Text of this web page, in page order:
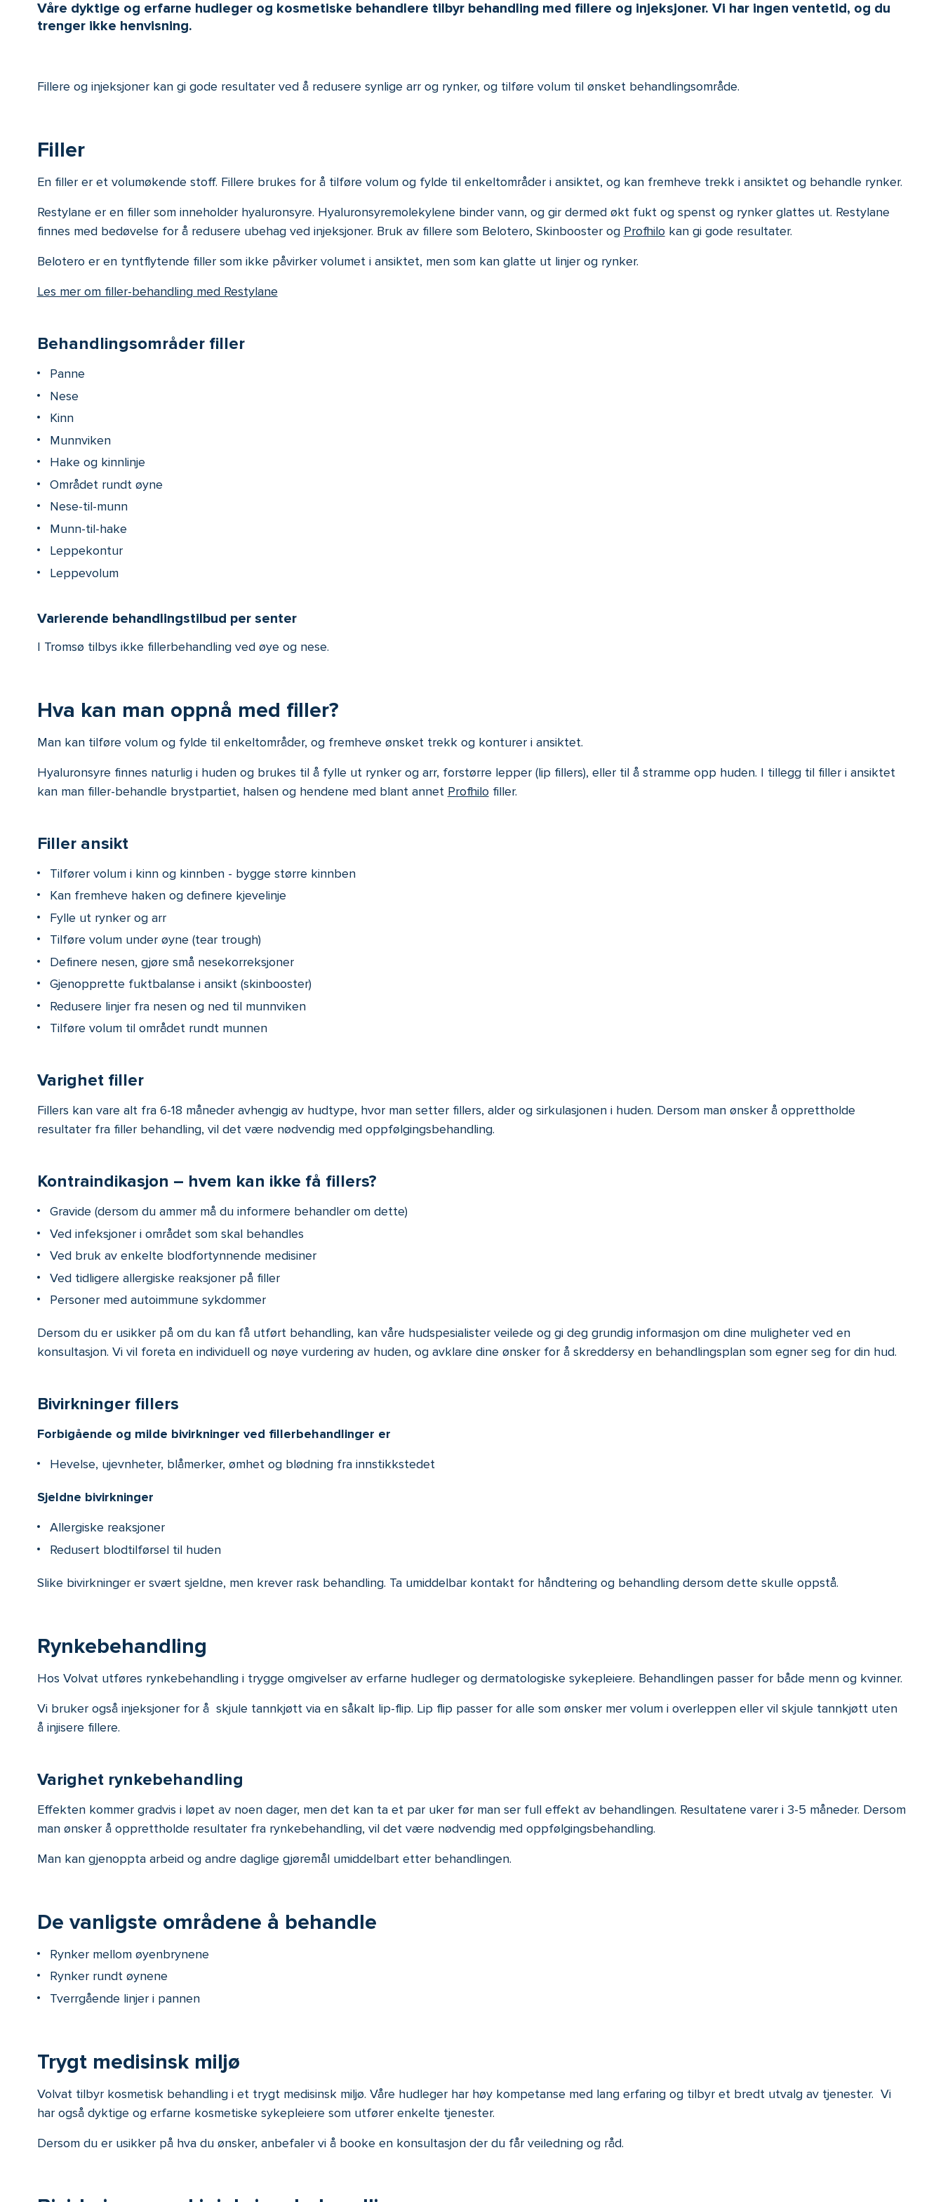
Våre dyktige og erfarne hudleger og kosmetiske behandlere tilbyr behandling med fillere og injeksjoner. Vi har ingen ventetid, og du
trenger ikke henvisning.
Fillere og injeksjoner kan gi gode resultater ved å redusere synlige arr og rynker, og tilføre volum til ønsket behandlingsområde.
Filler
En filler er et volumøkende stoff. Fillere brukes for å tilføre volum og fylde til enkeltområder i ansiktet, og kan fremheve trekk i ansiktet og behandle rynker.
Restylane er en filler som inneholder hyaluronsyre. Hyaluronsyremolekylene binder vann, og gir dermed økt fukt og spenst og rynker glattes ut. Restylane
finnes med bedøvelse for å redusere ubehag ved injeksjoner. Bruk av fillere som Belotero, Skinbooster og Profhilo kan gi gode resultater.
Belotero er en tyntflytende filler som ikke påvirker volumet i ansiktet, men som kan glatte ut linjer og rynker.
Les mer om filler-behandling med Restylane
Behandlingsområder filler
Panne
Nese
Kinn
Munnviken
Hake og kinnlinje
Området rundt øyne
Nese-til-munn
Munn-til-hake
Leppekontur
Leppevolum
Varierende behandlingstilbud per senter
I Tromsø tilbys ikke fillerbehandling ved øye og nese.
Hva kan man oppnå med filler?
Man kan tilføre volum og fylde til enkeltområder, og fremheve ønsket trekk og konturer i ansiktet.
Hyaluronsyre finnes naturlig i huden og brukes til å fylle ut rynker og arr, forstørre lepper (lip fillers), eller til å stramme opp huden. I tillegg til filler i ansiktet
kan man filler-behandle brystpartiet, halsen og hendene med blant annet Profhilo filler.
Filler ansikt
Tilfører volum i kinn og kinnben - bygge større kinnben
Kan fremheve haken og definere kjevelinje
Fylle ut rynker og arr
Tilføre volum under øyne (tear trough)
Definere nesen, gjøre små nesekorreksjoner
Gjenopprette fuktbalanse i ansikt (skinbooster)
Redusere linjer fra nesen og ned til munnviken
Tilføre volum til området rundt munnen
Varighet filler
Fillers kan vare alt fra 6-18 måneder avhengig av hudtype, hvor man setter fillers, alder og sirkulasjonen i huden. Dersom man ønsker å opprettholde
resultater fra filler behandling, vil det være nødvendig med oppfølgingsbehandling.
Kontraindikasjon – hvem kan ikke få fillers?
Gravide (dersom du ammer må du informere behandler om dette)
Ved infeksjoner i området som skal behandles
Ved bruk av enkelte blodfortynnende medisiner
Ved tidligere allergiske reaksjoner på filler
Personer med autoimmune sykdommer
Dersom du er usikker på om du kan få utført behandling, kan våre hudspesialister veilede og gi deg grundig informasjon om dine muligheter ved en
konsultasjon. Vi vil foreta en individuell og nøye vurdering av huden, og avklare dine ønsker for å skreddersy en behandlingsplan som egner seg for din hud.
Bivirkninger fillers
Forbigående og milde bivirkninger ved fillerbehandlinger er
Hevelse, ujevnheter, blåmerker, ømhet og blødning fra innstikkstedet
Sjeldne bivirkninger
Allergiske reaksjoner
Redusert blodtilførsel til huden
Slike bivirkninger er svært sjeldne, men krever rask behandling. Ta umiddelbar kontakt for håndtering og behandling dersom dette skulle oppstå.
Rynkebehandling
Hos Volvat utføres rynkebehandling i trygge omgivelser av erfarne hudleger og dermatologiske sykepleiere. Behandlingen passer for både menn og kvinner.
Vi bruker også injeksjoner for å skjule tannkjøtt via en såkalt lip-flip. Lip flip passer for alle som ønsker mer volum i overleppen eller vil skjule tannkjøtt uten
å injisere fillere.
Varighet rynkebehandling
Effekten kommer gradvis i løpet av noen dager, men det kan ta et par uker før man ser full effekt av behandlingen. Resultatene varer i 3-5 måneder. Dersom
man ønsker å opprettholde resultater fra rynkebehandling, vil det være nødvendig med oppfølgingsbehandling.
Man kan gjenoppta arbeid og andre daglige gjøremål umiddelbart etter behandlingen.
De vanligste områdene å behandle
Rynker mellom øyenbrynene
Rynker rundt øynene
Tverrgående linjer i pannen
Trygt medisinsk miljø
Volvat tilbyr kosmetisk behandling i et trygt medisinsk miljø. Våre hudleger har høy kompetanse med lang erfaring og tilbyr et bredt utvalg av tjenester. Vi
har også dyktige og erfarne kosmetiske sykepleiere som utfører enkelte tjenester.
Dersom du er usikker på hva du ønsker, anbefaler vi å booke en konsultasjon der du får veiledning og råd.